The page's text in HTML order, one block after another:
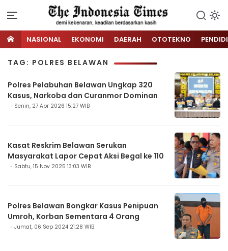
NASIONAL EKONOMI DAERAH OTOTEKNO
TAG: POLRES BELAWAN
Polres Pelabuhan Belawan Ungkap 320
Kasus, Narkoba dan Curanmor Dominan
Senin, 27 Apr 2026 15:27 WIB
Kasat Reskrim Belawan Serukan
Masyarakat Lapor Cepat Aksi Begal ke 110
Sabtu, 15 Nov 2025 13:03 WIB
Polres Belawan Bongkar Kasus Penipuan
Umroh, Korban Sementara 4 Orang
Jumat, 06 Sep 2024 21:28 WIB